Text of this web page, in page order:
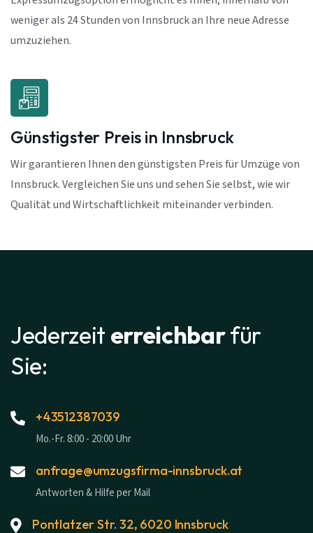
weniger als 24 Stunden von Innsbruck an Ihre neue Adresse
umzuziehen.
Günstigster Preis in Innsbruck
Wir garantieren Ihnen den günstigsten Preis für Umzüge von
Innsbruck. Vergleichen Sie uns und sehen Sie selbst, wie wir
Qualität und Wirtschaftlichkeit miteinander verbinden.
Jederzeit erreichbarfür
Sie:
+43512387039
Mo.-Fr. 8:00 - 20:00 Uhr
anfrage@umzugsfirma-innsbruck.at
Antworten & Hilfe per Mail
Pontlatzer Str. 32, 6020 Innsbruck